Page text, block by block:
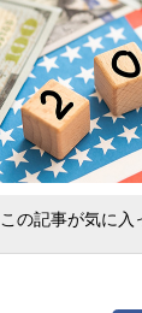
この記事が気に入